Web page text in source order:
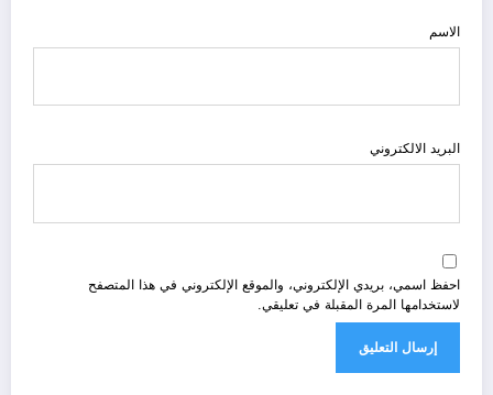
الاسم
البريد الالكتروني
احفظ اسمي، بريدي الإلكتروني، والموقع الإلكتروني في هذا المتصفح
لاستخدامها المرة المقبلة في تعليقي.